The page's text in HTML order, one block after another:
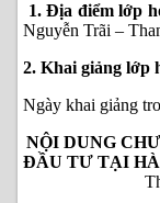
1. Địa điểm lớp
Nguyễn Trãi –
2. Khai giảng lớp
Ngày khai giảng
NỘI DUNG
ĐẦU TƯ TẠI